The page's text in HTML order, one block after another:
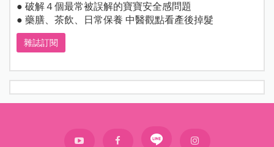
● 破解４個最常被誤解的寶寶安全感問題
● 藥膳、茶飲、日常保養 中醫觀點看產後掉髮
雜誌訂閱